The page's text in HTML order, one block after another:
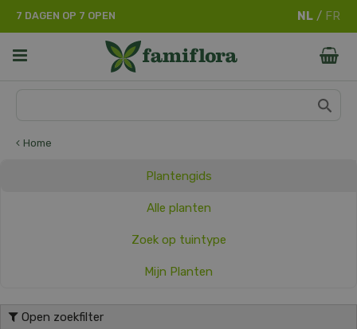
Home
7 DAGEN OP 7 OPEN
Plantengids
Alle planten
Zoek op tuintype
Mijn Planten
Open zoekfilter